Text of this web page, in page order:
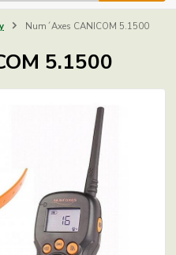
Num´Axes CANICOM 5.1500
5.1500